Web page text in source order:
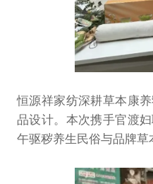
恒源祥家纺深耕草本康
品设计。本次携手官渡
午驱秽养生民俗与品牌